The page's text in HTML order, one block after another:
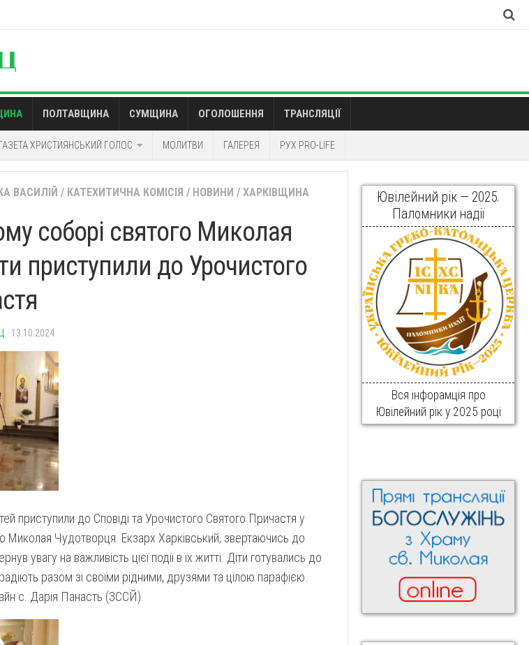
ПОЛТАВЩИНА СУМЩИНА ОГОЛОШЕННЯ ТРАНСЛЯЦІЇ
ГАЗЕТА ХРИСТИЯНСЬКИЙ ГОЛОС МОЛИТВИ ГАЛЕРЕЯ РУХ PRO-LIFE
ВАСИЛІЙ / КАТЕХИТИЧНА КОМІСІЯ / НОВИНИ / ХАРКІВЩИНА
соборі святого Миколая
приступили до Урочистого
· 13.10.2024
приступили до Сповіді та Урочистого Святого Причастя у
Миколая Чудотворця. Екзарх Харківський, звертаючись до
увагу на важливість цієї події в їх житті. Діти готувались до
радіють разом зі своїми рідними, друзями та цілою парафією.
с. Дарія Панасть (ЗССЙ).
Ювілейний рік — 2025.
Паломники надії
Вся інфорамція про
Ювілейний рік у 2025 році